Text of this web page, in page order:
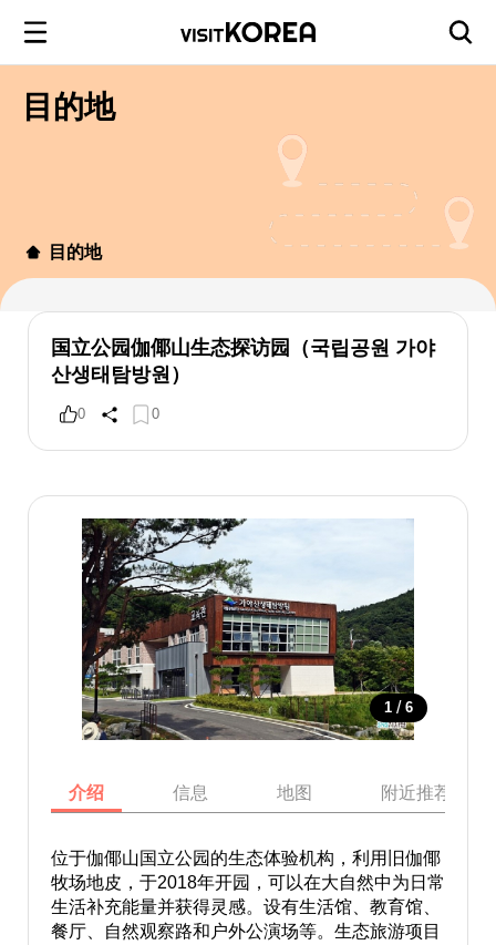
目的地
目的地
国立公园伽倻山生态探访园（국립공원 가야
산생태탐방원）
0 0
1 / 6
介绍 信息 地图 附近推荐景点
位于伽倻山国立公园的生态体验机构，利用旧伽倻
牧场地皮，于2018年开园，可以在大自然中为日常
生活补充能量并获得灵感。设有生活馆、教育馆、
餐厅、自然观察路和户外公演场等。生态旅游项目